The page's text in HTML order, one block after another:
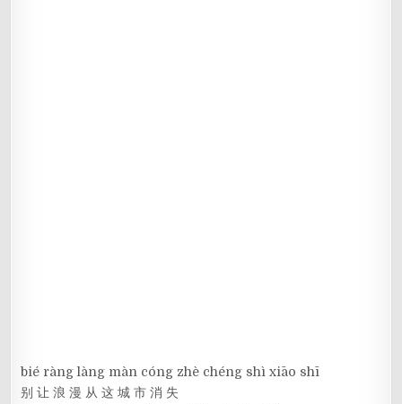
bié ràng làng màn cóng zhè chéng shì xiāo shī
别 让 浪 漫 从 这 城 市 消 失